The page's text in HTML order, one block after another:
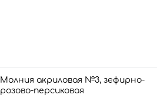
Молния акриловая №3, зефирно-
розово-персиковая